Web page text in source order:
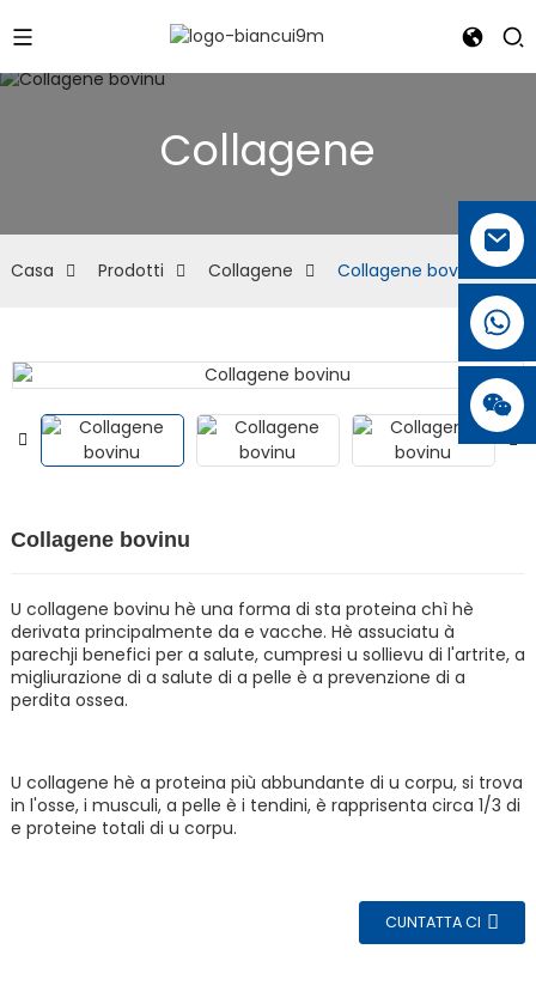
Collagene
Casa Prodotti Collagene Collagene bovinu
Collagene bovinu
U collagene bovinu hè una forma di sta proteina chì hè
derivata principalmente da e vacche. Hè assuciatu à
parechji benefici per a salute, cumpresi u sollievu di l'artrite, a
migliurazione di a salute di a pelle è a prevenzione di a
perdita ossea.
U collagene hè a proteina più abbundante di u corpu, si trova
in l'osse, i musculi, a pelle è i tendini, è rapprisenta circa 1/3 di
e proteine ​​totali di u corpu.
CUNTATTA CI